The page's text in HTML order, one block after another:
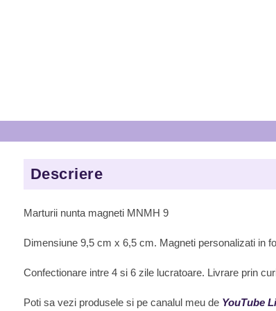
Descriere
Marturii nunta magneti MNMH 9
Dimensiune 9,5 cm x 6,5 cm. Magneti personalizati in
Confectionare intre 4 si 6 zile lucratoare. Livrare prin
Poti sa vezi produsele si pe canalul meu de YouTube